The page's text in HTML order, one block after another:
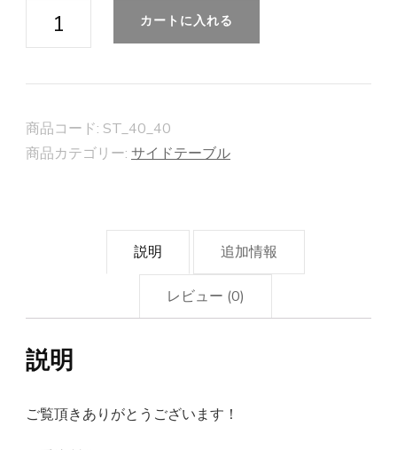
【サ
ー
ブ
ラ
ッ
ク
き
カートに入れる
商品コード: ST_40_40
商品カテゴリー: サイドテーブル
説明 追加情報
レビュー (0)
説明
ご覧頂きありがとうございます！